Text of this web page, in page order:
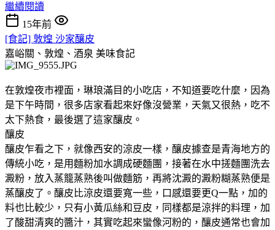
繼續閱讀
15年前
[食記] 敦煌 沙家釀皮
嘉峪關、敦煌、酒泉 美味食記
在敦煌夜市裡面，琳琅滿目的小吃店，不知道要吃什麼，因為
是下午時間，很多店家看起來好像沒營業，天氣又很熱，吃不
太下熱食，最後選了這家釀皮。
釀皮
釀皮乍看之下，就像西安的涼皮一樣，釀皮據查是青海地方的
傳統小吃，是用麵粉加水調成硬麵團，接著在水中搓麵團洗去
澱粉，放入蒸籠蒸熟後叫做麵筋，再將沈澱的澱粉糊蒸熟便是
蒸釀皮了。釀皮比涼皮還要寬一些，口感還要更Q一點，加的
料也比較少，只有小黃瓜絲和豆皮，同樣都是涼拌的料理，加
了酸甜清爽的醬汁，其實吃起來蠻像河粉的，釀皮通常也會加